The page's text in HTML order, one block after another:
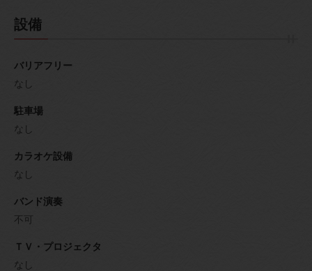
設備
バリアフリー
なし
駐車場
なし
カラオケ設備
なし
バンド演奏
不可
ＴＶ・プロジェクタ
なし